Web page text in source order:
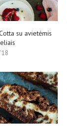
su avietėmis